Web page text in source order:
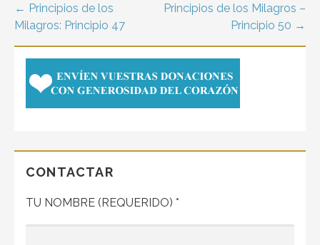
Navegación
de
entradas
← Principios de los
Milagros: Principio 47
Principios de los Milagros –
Principio 50 →
CONTACTAR
TU NOMBRE (REQUERIDO) *